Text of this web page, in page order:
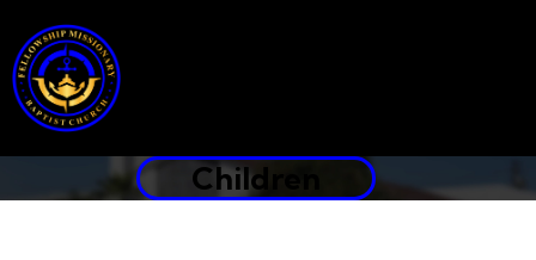
Children